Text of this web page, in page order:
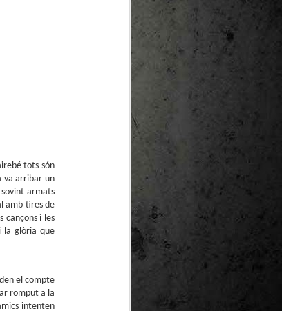
tots són
va arribar un
armats
amb tires de
cançons i les
la glòria que
el compte
romput a la
intenten
de
la